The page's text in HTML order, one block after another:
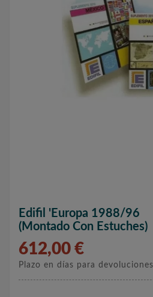
Edifil 'Europa 1988/96
(montado Con Estuches)
612,00 €
Plazo en días para